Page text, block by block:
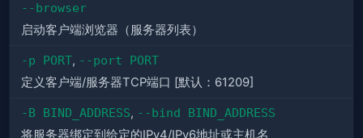
--browser
启动客户端浏览器（服务器列表）
-p PORT, --port PORT
定义客户端/服务器TCP端口 [默认：61209]
-B BIND_ADDRESS, --bind BIND_ADDRESS
将服务器绑定到给定的IPv4/IPv6地址或主机名